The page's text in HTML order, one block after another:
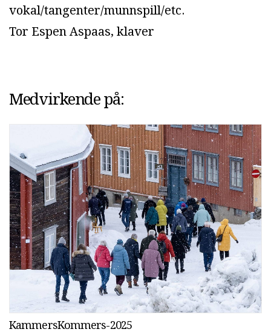
vokal/tangenter/munnspill/etc.
Tor Espen Aspaas, klaver
Medvirkende på:
KammersKommers-2025